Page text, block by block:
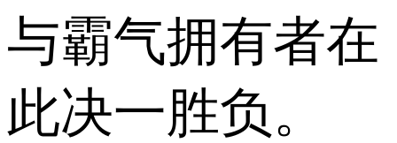
与霸气拥有者在
此决一胜负。